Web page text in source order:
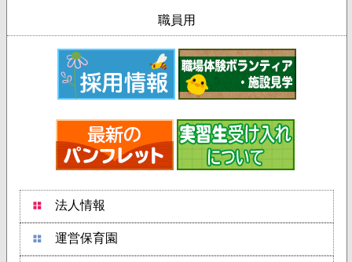
職員用
法人情報
運営保育園